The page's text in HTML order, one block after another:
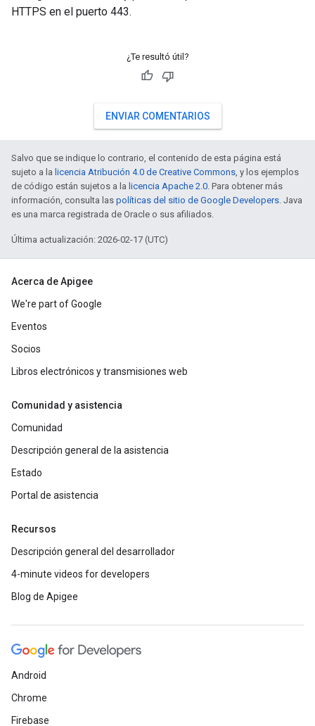
HTTPS en el puerto 443.
¿Te resultó útil?
ENVIAR COMENTARIOS
Salvo que se indique lo contrario, el contenido de esta página está
sujeto a la licencia Atribución 4.0 de Creative Commons, y los ejemplos
de código están sujetos a la licencia Apache 2.0. Para obtener más
información, consulta las políticas del sitio de Google Developers. Java
es una marca registrada de Oracle o sus afiliados.
Última actualización: 2026-02-17 (UTC)
Acerca de Apigee
We're part of Google
Eventos
Socios
Libros electrónicos y transmisiones web
Comunidad y asistencia
Comunidad
Descripción general de la asistencia
Estado
Portal de asistencia
Recursos
Descripción general del desarrollador
4-minute videos for developers
Blog de Apigee
Android
Chrome
Firebase